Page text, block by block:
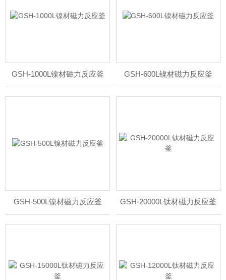
GSH-1000L镍材磁力反应釜 GSH-600L镍材磁力反应釜
GSH-500L镍材磁力反应釜 GSH-20000L钛材磁力反应釜